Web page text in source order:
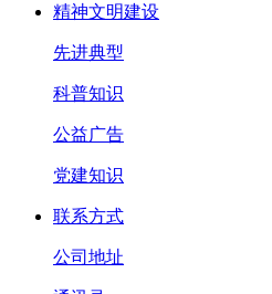
精神文明建设
先进典型
科普知识
公益广告
党建知识
联系方式
公司地址